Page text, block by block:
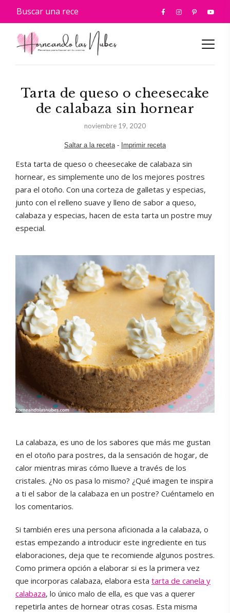
Tarta de queso o cheesecake
de calabaza sin hornear
noviembre 19, 2020
Saltar a la receta- Imprimir receta
Esta tarta de queso o cheesecake de calabaza sin
hornear, es simplemente uno de los mejores postres
para el otoño. Con una corteza de galletas y especias,
junto con el relleno suave y lleno de sabor a queso,
calabaza y especias, hacen de esta tarta un postre muy
especial.
La calabaza, es uno de los sabores que más me gustan
en el otoño para postres, da la sensación de hogar, de
calor mientras miras cómo llueve a través de los
cristales. ¿No os pasa lo mismo? ¿Qué imagen te inspira
a ti el sabor de la calabaza en un postre? Cuéntamelo en
los comentarios.
Si también eres una persona aficionada a la calabaza, o
estas empezando a introducir este ingrediente en tus
elaboraciones, deja que te recomiende algunos postres.
Como primera opción a elaborar si es la primera vez
que incorporas calabaza, elabora esta tarta de canela y
calabaza, lo único malo de ella, es que vas a querer
repetirla antes de hornear otras cosas. Esta misma